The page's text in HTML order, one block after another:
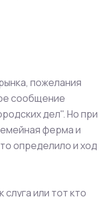
пожелания
сообщение
дел". Но при
ферма и
определило и ход
или тот кто